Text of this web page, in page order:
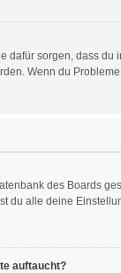
dafür sorgen, dass
Wenn du
des Boards
du alle deine
auftaucht?